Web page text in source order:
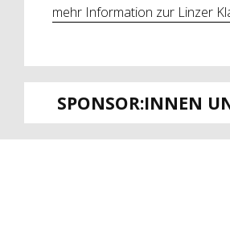
mehr Information zur Linzer
SPONSOR:INNEN